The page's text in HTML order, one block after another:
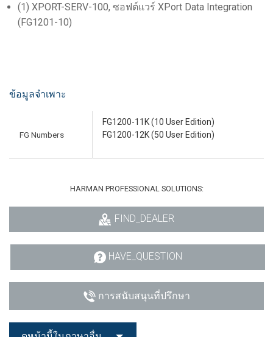
(1) XPORT-SERV-100, ซอฟต์แวร์ XPort Data Integration
(FG1201-10)
ข้อมูลจำเพาะ
FG Numbers
FG1200-11K (10 User Edition)
FG1200-12K (50 User Edition)
HARMAN PROFESSIONAL SOLUTIONS:
FIND_DEALER
HAVE_QUESTION
การสนับสนุนที่ปรึกษา